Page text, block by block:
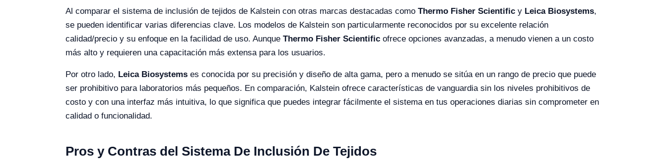
Al comparar el sistema de inclusión de tejidos de Kalstein con otras marcas destacadas como Thermo Fisher Scientific y Leica Biosystems,
se pueden identificar varias diferencias clave. Los modelos de Kalstein son particularmente reconocidos por su excelente relación
calidad/precio y su enfoque en la facilidad de uso. Aunque Thermo Fisher Scientific ofrece opciones avanzadas, a menudo vienen a un costo
más alto y requieren una capacitación más extensa para los usuarios.
Por otro lado, Leica Biosystems es conocida por su precisión y diseño de alta gama, pero a menudo se sitúa en un rango de precio que puede
ser prohibitivo para laboratorios más pequeños. En comparación, Kalstein ofrece características de vanguardia sin los niveles prohibitivos de
costo y con una interfaz más intuitiva, lo que significa que puedes integrar fácilmente el sistema en tus operaciones diarias sin comprometer en
calidad o funcionalidad.
Pros y Contras del Sistema De Inclusión De Tejidos